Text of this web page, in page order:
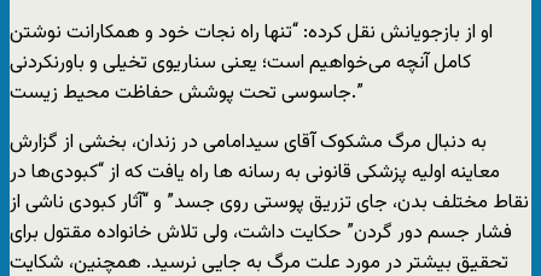
او از بازجویانش نقل کرده: “تنها راه نجات خود و همکارانت نوشتن
کامل آنچه می‌خواهیم است؛ یعنی سناریوی تخیلی و باورنکردنی
جاسوسی تحت پوشش حفاظت محیط زیست.”
به دنبال مرگ مشکوک آقای سیدامامی در زندان، بخشی از گزارش
معاینه اولیه پزشکی قانونی به رسانه ها راه یافت که از “کبودی‌ها در
نقاط مختلف بدن، جای تزریق پوستی روی جسد” و “آثار کبودی ناشی از
فشار جسم دور گردن” حکایت داشت، ولی تلاش خانواده مقتول برای
تحقیق بیشتر در مورد علت مرگ به جایی نرسید. همچنین، شکایت